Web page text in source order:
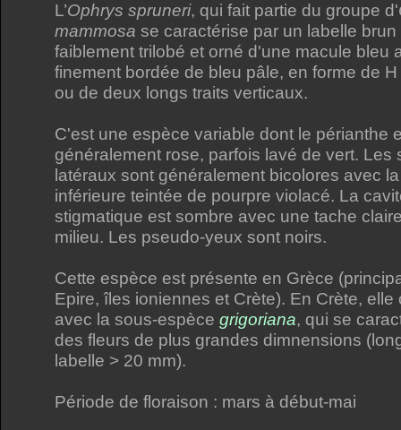
L’Ophrys spruneri, qui fait partie du groupe d'
mammosa se caractérise par un labelle brun
faiblement trilobé et orné d'une macule bleu
finement bordée de bleu pâle, en forme de
ou de deux longs traits verticaux.
C'est une espèce variable dont le périanthe
généralement rose, parfois lavé de vert. Les
latéraux sont généralement bicolores avec
inférieure teintée de pourpre violacé. La
stigmatique est sombre avec une tache
milieu. Les pseudo-yeux sont noirs.
Cette espèce est présente en Grèce
Epire, îles ioniennes et Crète). En Crète, elle
avec la sous-espèce grigoriana, qui se
des fleurs de plus grandes dimnensions
labelle > 20 mm).
Période de floraison : mars à début-mai